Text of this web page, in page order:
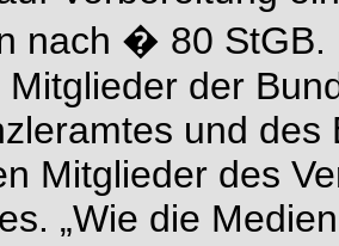
nach � 80 StGB.
der
und
Mitglieder des
„Wie die